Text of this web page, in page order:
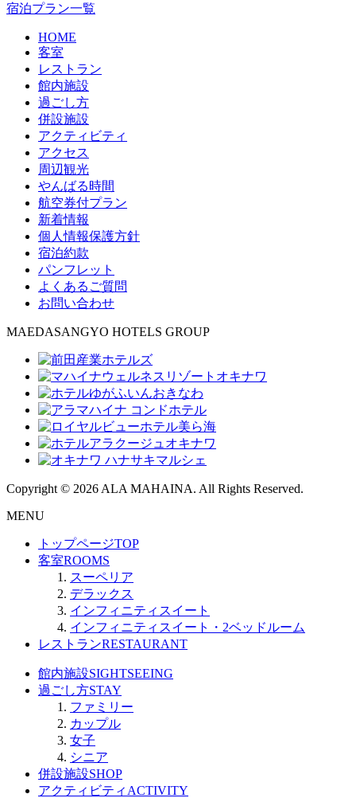
宿泊プラン一覧
HOME
客室
レストラン
館内施設
過ごし方
併設施設
アクティビティ
アクセス
周辺観光
やんばる時間
航空券付プラン
新着情報
個人情報保護方針
宿泊約款
パンフレット
よくあるご質問
お問い合わせ
MAEDASANGYO HOTELS GROUP
Copyright © 2026 ALA MAHAINA. All Rights Reserved.
MENU
トップページTOP
客室ROOMS
スーペリア
デラックス
インフィニティスイート
インフィニティスイート・2ベッドルーム
レストランRESTAURANT
館内施設SIGHTSEEING
過ごし方STAY
ファミリー
カップル
女子
シニア
併設施設SHOP
アクティビティ ACTIVITY